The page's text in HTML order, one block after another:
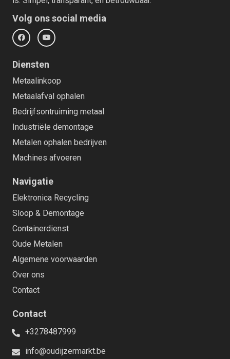
Volg ons social media
Diensten
Metaalinkoop
Metaalafval ophalen
Bedrijfsontruiming metaal
Industriële demontage
Metalen ophalen bedrijven
Machines afvoeren
Navigatie
Elektronica Recycling
Sloop & Demontage
Containerdienst
Oude Metalen
Algemene voorwaarden
Over ons
Contact
Contact
+3278487999
info@oudijzermarkt.be